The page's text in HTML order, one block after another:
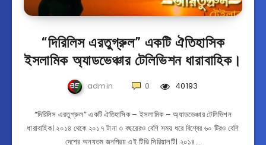
⁣“দিরিলিস এরতুগ্রুল” একটি ঐতিহাসিক
ইসলামিক অ্যাডভেঞ্চার টেলিভিশন ধারাবাহিক।
admin 0 40193
“দিরিলিস এরতুগ্রুল” একটি ঐতিহাসিক – ইসলামিক – অ্যাডভেঞ্চার টেলিভিশন
ধারাবাহিক। ২০১৪ থেকে ২০১৭ টানা ৩ বছরেরও বেশি সময় ধরে বিশ্বের ৬০ টিরও বেশি
দেশের অন্যতম জনপ্রিয় এই টিভি ⁣সিরিয়ালটি। ২০১৪…